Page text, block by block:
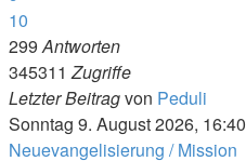
10
299Antworten
345311Zugriffe
Letzter Beitragvon Peduli
Sonntag 9. August 2026, 16:40
Neuevangelisierung / Mission